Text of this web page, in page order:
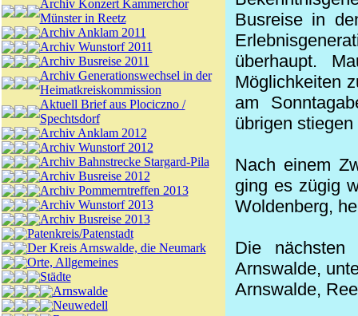
Archiv Konzert Kammerchor
Münster in Reetz
Archiv Anklam 2011
Archiv Wunstorf 2011
Archiv Busreise 2011
Archiv Generationswechsel in der
Heimatkreiskommission
Aktuell Brief aus Plociczno /
Spechtsdorf
Archiv Anklam 2012
Archiv Wunstorf 2012
Archiv Bahnstrecke Stargard-Pila
Archiv Busreise 2012
Archiv Pommerntreffen 2013
Archiv Wunstorf 2013
Archiv Busreise 2013
Patenkreis/Patenstadt
Der Kreis Arnswalde, die Neumark
Orte, Allgemeines
Städte
Arnswalde
Neuwedell
Busreise in
überhaupt.
Möglichkeiten
am
übrigen
Nach einem
ging es zügig
Woldenberg,
Die
Arnswalde,
Arnswalde,